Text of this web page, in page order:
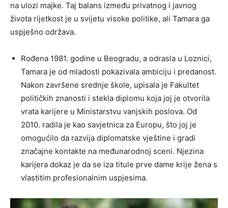
na ulozi majke. Taj balans između privatnog i javnog
života rijetkost je u svijetu visoke politike, ali Tamara ga
uspješno održava.
Rođena 1981. godine u Beogradu, a odrasla u Loznici,
Tamara je od mladosti pokazivala ambiciju i predanost.
Nakon završene srednje škole, upisala je Fakultet
političkih znanosti i stekla diplomu koja joj je otvorila
vrata karijere u Ministarstvu vanjskih poslova. Od
2010. radila je kao savjetnica za Europu, što joj je
omogućilo da razvija diplomatske vještine i gradi
značajne kontakte na međunarodnoj sceni. Njezina
karijera dokaz je da se iza titule prve dame krije žena s
vlastitim profesionalnim uspjesima.